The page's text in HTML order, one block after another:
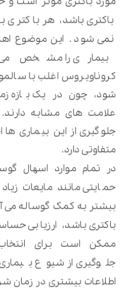
باکتری باشد، هر باکتری
نمی شود . این موضوع
بیماری را مشخص
کروناویروس اغلب با
شود، چون در یک بازه
علامت های مشابه دارند.
جلوگیری از این بیماری
متفاوتی دارد.
در تمام موارد اسهال
حمایتی مانند مایعات
بیشتر به کمک گوساله می
باکتری باشد، ارزیابی
ممکن است برای
جلوگیری از شیوع
اطلاعات بیشتری در